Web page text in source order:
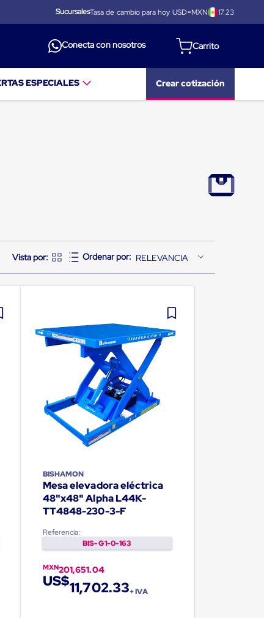
SucursalesTasa de cambio para hoy USD=MXN 17.23
Conecta con nosotros
ESPECIALES Crear cotización
RELEVANCIA
BISHAMON
Mesa elevadora eléctrica
48"x48" Alpha L44K-
TT4848-230-3-F
Referencia:
BIS-G1-0-163
MXN201,651.04
US$11,702.33+ IVA